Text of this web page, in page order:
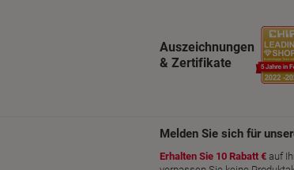
Auszeichnungen
& Zertifikate